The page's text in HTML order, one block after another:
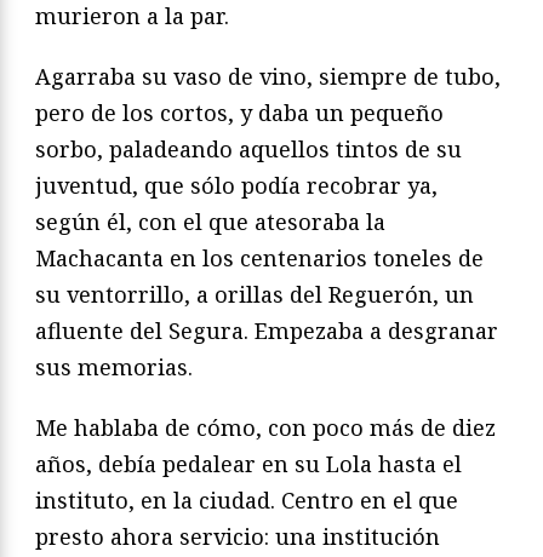
murieron a la par.
Agarraba su vaso de vino, siempre de tubo,
pero de los cortos, y daba un pequeño
sorbo, paladeando aquellos tintos de su
juventud, que sólo podía recobrar ya,
según él, con el que atesoraba la
Machacanta en los centenarios toneles de
su ventorrillo, a orillas del Reguerón, un
afluente del Segura. Empezaba a desgranar
sus memorias.
Me hablaba de cómo, con poco más de diez
años, debía pedalear en su Lola hasta el
instituto, en la ciudad. Centro en el que
presto ahora servicio: una institución